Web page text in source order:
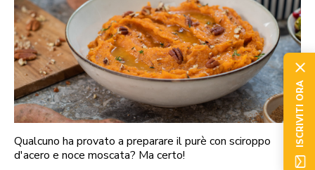
Qualcuno ha provato a preparare il purè con sciroppo
d'acero e noce moscata? Ma certo!
ISCRIVITI ORA